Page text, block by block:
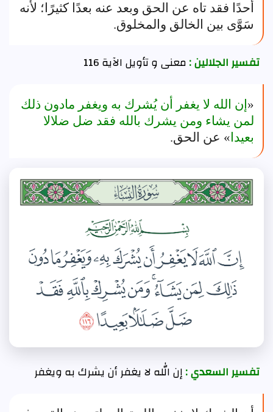
أحدًا فقد تاه عن الحق وبعد عنه بعدًا كثيرًا؛ لأنه
سَوَّى بين الخالق والمخلوق.
تفسير الجلالين :معنى و تأويل الآية 116
« إن الله لا يغفر أن يُشرك به ويغفر مادون ذلك
لمن يشاء ومن يشرك بالله فقد ضل ضلالا
بعيدا » عن الحق.
تفسير السعدي :إن الله لا يغفر أن يشرك به ويغفر